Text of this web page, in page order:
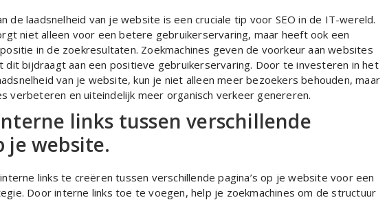
de laadsnelheid van je website is een cruciale tip voor SEO in de IT-wereld.
niet alleen voor een betere gebruikerservaring, maar heeft ook een
in de zoekresultaten. Zoekmachines geven de voorkeur aan websites
dit bijdraagt aan een positieve gebruikerservaring. Door te investeren in het
van je website, kun je niet alleen meer bezoekers behouden, maar
verbeteren en uiteindelijk meer organisch verkeer genereren.
links tussen verschillende
je website.
links te creëren tussen verschillende pagina’s op je website voor een
Door interne links toe te voegen, help je zoekmachines om de structuur